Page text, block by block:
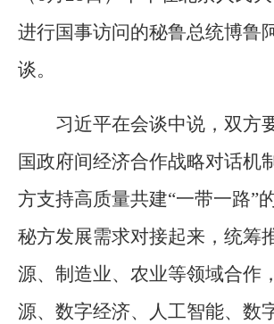
进行国事访问的秘鲁总统博鲁
谈。
习近平在会谈中说，双方
国政府间经济合作战略对话机
方支持高质量共建“一带一路”
秘方发展需求对接起来，统筹
源、制造业、农业等领域合作
源、数字经济、人工智能、数